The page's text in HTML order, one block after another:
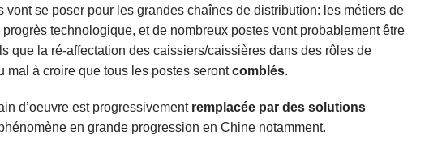
se poser pour les grandes chaînes de distribution: les métiers de
technologique, et de nombreux postes vont probablement être
que la ré-affectation des caissiers/caissières dans des rôles de
mal à croire que tous les postes serontcomblés.
d’oeuvre est progressivement remplacée par des solutions
en grande progression en Chine notamment.